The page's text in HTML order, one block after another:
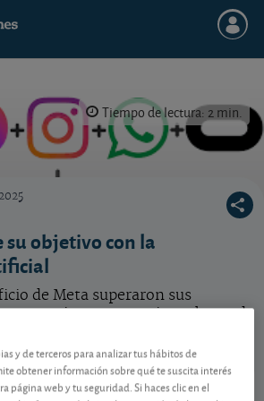
Tiempo de lectura: 2 min.
objetivo con la
de Meta superaron sus
trimestre, gracias sobre todo
análisis de esta acción.
588,77 USD
y de terceros para analizar tus hábitos de
obtener información sobre qué te suscita interés
página web y tu seguridad. Si haces clic en el